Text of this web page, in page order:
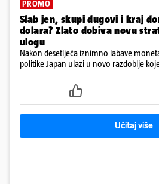
PROMO
Slab jen, skupi dugovi i kraj
dolara? Zlato dobiva novu
ulogu
Nakon desetljeća iznimno labave
politike Japan ulazi u novo razdoblje
Učitaj više